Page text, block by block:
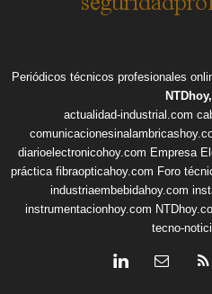
Periódicos técnicos profesionales
actualidad-industrial.com
diarioelectronicohoy.com Empresa
práctica fibraopticahoy.com Foro
industriaembebidahoy.com
instrumentacionhoy.com
tecno-